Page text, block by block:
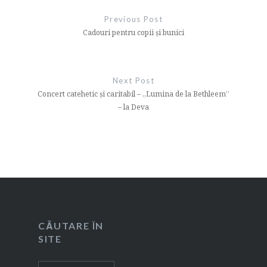
Previous Post
Cadouri pentru copii și bunici
Next Post
Concert catehetic şi caritabil – „Lumina de la Bethleem”
– la Deva
CĂUTARE ÎN
SITE